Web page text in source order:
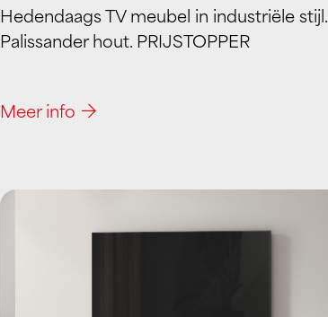
Hedendaags TV meubel in industriële stijl.
Palissander hout. PRIJSTOPPER
Meer info